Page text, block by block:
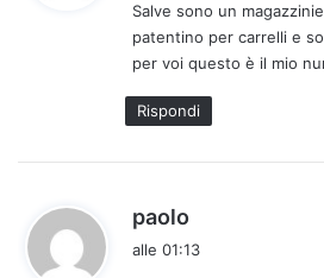
e
t
t
Salve sono un
patentino per carrelli e
per voi questo è il mio
Rispondi
paolo
a
alle 01:13